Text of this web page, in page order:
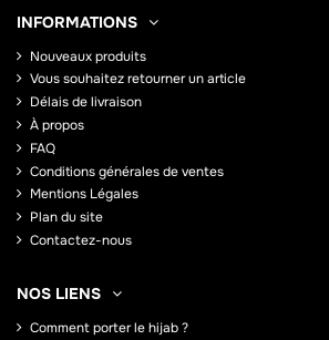
INFORMATIONS
Nouveaux produits
Vous souhaitez retourner un article
Délais de livraison
À propos
FAQ
Conditions générales de ventes
Mentions Légales
Plan du site
Contactez-nous
NOS LIENS
Comment porter le hijab ?